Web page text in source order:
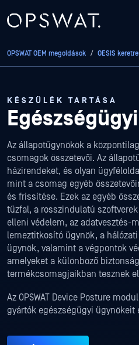
OPSWAT OEM megoldások / OESIS
KÉSZÜLÉK TARTÁSA
Az állapotügynökök a
csomagok összetevői. Az
házirendeket, és olyan
mint a csomag egyéb
és frissítése. Ezek az egyéb
tűzfal, a rosszindulatú
elleni védelem, az adatvesztés-
lemeztitkosító ügynök, a
ügynök, valamint a végpontok
amelyeket a különböző
termékcsomagjaikban tesznek
Az OPSWAT Device Posture
gyártók egészségügyi ügynökeit